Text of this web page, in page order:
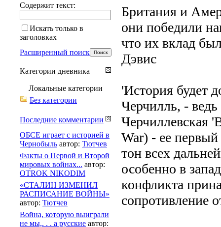
Британия и
они победили
что их вклад
Дэвис
'История будет
Черчилль, -
Черчиллевская
War) - ее
тон всех
особенно в
конфликта
сопротивление
Содержит текст:
Искать только в
заголовках
Расширенный поиск
Категории дневника
Локальные категории
Без категории
Последние комментарии
ОБСЕ играет с историей в
Чернобыль автор: Тютчев
Факты о Первой и Второй
мировых войнах... автор:
OTROK NIKODIM
«СТАЛИН ИЗМЕНИЛ
РАСПИСАНИЕ ВОЙНЫ»
автор: Тютчев
Война, которую выиграли
не мы,. . . а русские автор: